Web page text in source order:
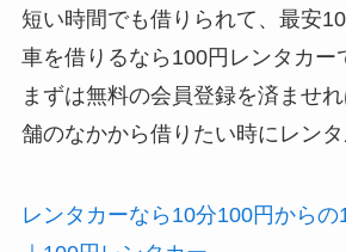
短い時間でも借りられて、最安10
車を借りるなら100円レンタカー
まずは無料の会員登録を済ませ
舗のなかから借りたい時にレンタ
レンタカーなら10分100円から